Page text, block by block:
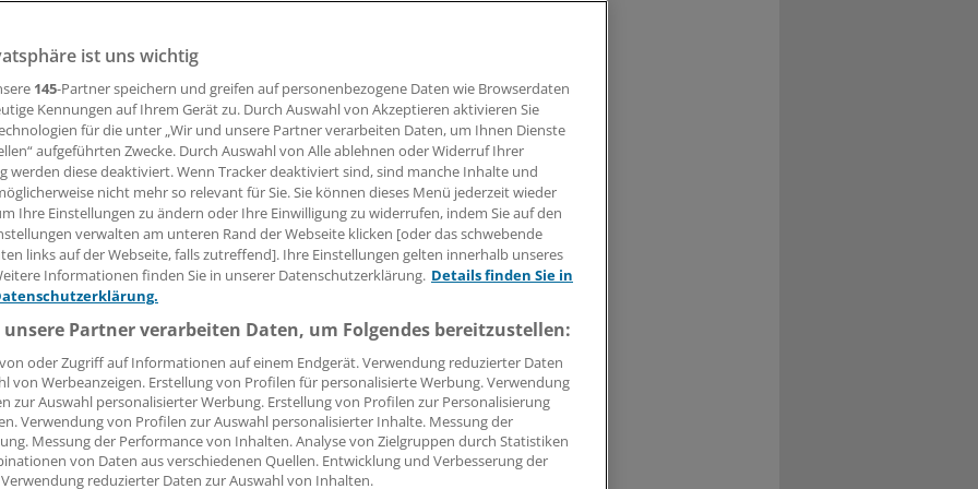
Daten von rund 33.000 Behandlungsfällen zu Verbrauch und Kosten
mit nasalen Kortikoiden verglichen.
Leserin, lieber Leser,
Beitrag können Sie lesen, sobald Sie sich eingeloggt haben.
Jetzt anmelden »
Kostenlos registrieren »
vergessen?
Problem beim Login?
ist mit wenigen Klicks erledigt und kostenlos.
des kostenlosen Login:
Analysen, Hintergründe und Infografiken
Interviews und Praxis-Tipps
auf allemedizinischen Berichte und Kommentare
Voraussetzungen für den Zugang
ist uns wichtig
145-Partner speichern und greifen auf personenbezogene Daten wie Browserdaten
Kennungen auf Ihrem Gerät zu. Durch Auswahl von Akzeptieren aktivieren Sie
für die unter „Wir und unsere Partner verarbeiten Daten, um Ihnen Dienste
aufgeführten Zwecke. Durch Auswahl von Alle ablehnen oder Widerruf Ihrer
werden diese deaktiviert. Wenn Tracker deaktiviert sind, sind manche Inhalte und
nicht mehr so relevant für Sie. Sie können dieses Menü jederzeit wieder
Ihre Einstellungen zu ändern oder Ihre Einwilligung zu widerrufen, indem Sie auf den
verwalten am unteren Rand der Webseite klicken [oder das schwebende
links auf der Webseite, falls zutreffend]. Ihre Einstellungen gelten innerhalb unseres
Informationen finden Sie in unserer Datenschutzerklärung. Details finden Sie in
Partner verarbeiten Daten, um Folgendes bereitzustellen:
oder Zugriff auf Informationen auf einem Endgerät. Verwendung reduzierter Daten
von Werbeanzeigen. Erstellung von Profilen für personalisierte Werbung. Verwendung
zur Auswahl personalisierter Werbung. Erstellung von Profilen zur Personalisierung
Verwendung von Profilen zur Auswahl personalisierter Inhalte. Messung der
Messung der Performance von Inhalten. Analyse von Zielgruppen durch Statistiken
von Daten aus verschiedenen Quellen. Entwicklung und Verbesserung der
reduzierter Daten zur Auswahl von Inhalten.